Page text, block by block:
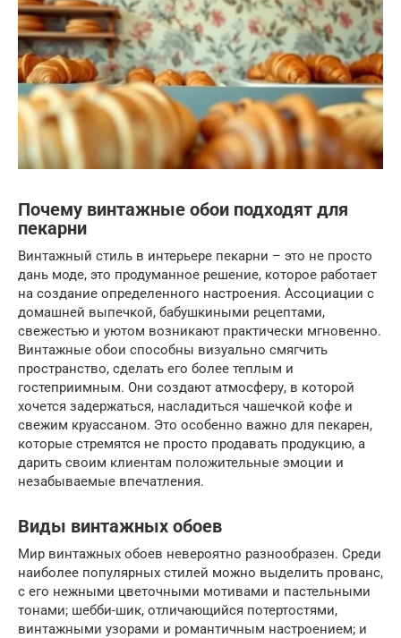
Почему винтажные обои подходят для
пекарни
Винтажный стиль в интерьере пекарни – это не просто
дань моде, это продуманное решение, которое работает
на создание определенного настроения. Ассоциации с
домашней выпечкой, бабушкиными рецептами,
свежестью и уютом возникают практически мгновенно.
Винтажные обои способны визуально смягчить
пространство, сделать его более теплым и
гостеприимным. Они создают атмосферу, в которой
хочется задержаться, насладиться чашечкой кофе и
свежим круассаном. Это особенно важно для пекарен,
которые стремятся не просто продавать продукцию, а
дарить своим клиентам положительные эмоции и
незабываемые впечатления.
Виды винтажных обоев
Мир винтажных обоев невероятно разнообразен. Среди
наиболее популярных стилей можно выделить прованс,
с его нежными цветочными мотивами и пастельными
тонами; шебби-шик, отличающийся потертостями,
винтажными узорами и романтичным настроением; и